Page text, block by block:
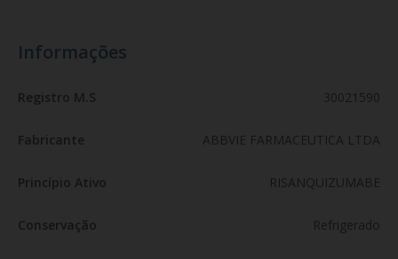
Informações
Registro M.S 30021590
Fabricante ABBVIE FARMACEUTICA LTDA
Princípio Ativo RISANQUIZUMABE
Conservação Refrigerado